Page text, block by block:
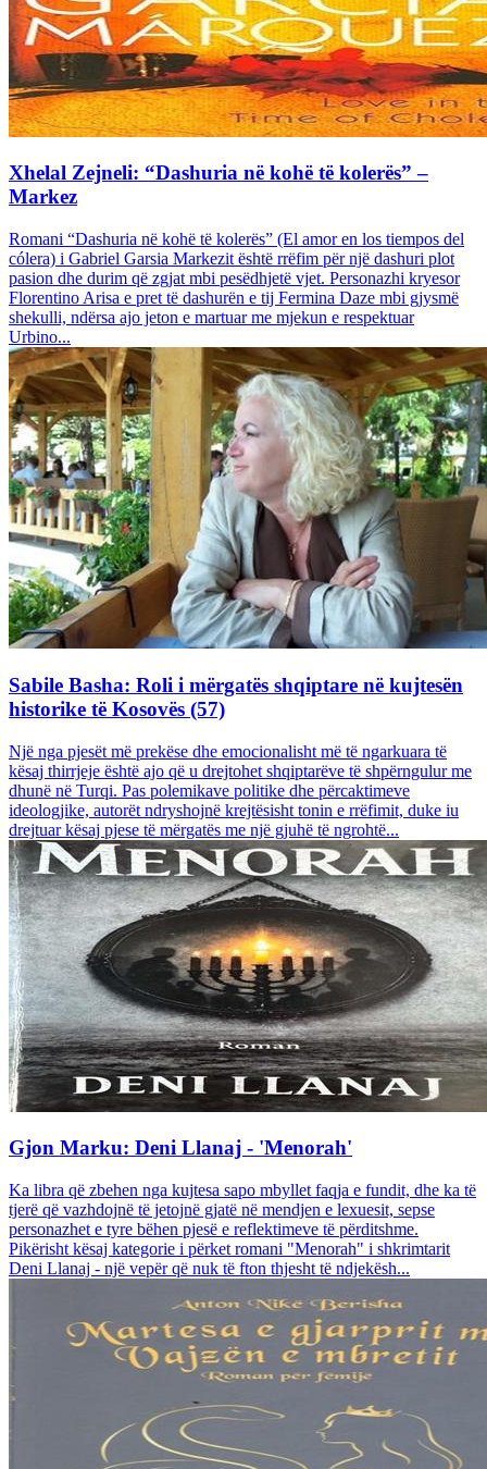
Xhelal Zejneli: “Dashuria në kohë të kolerës” –
Markez
Romani “Dashuria në kohë të kolerës” (El amor en los tiempos del
cólera) i Gabriel Garsia Markezit është rrëfim për një dashuri plot
pasion dhe durim që zgjat mbi pesëdhjetë vjet. Personazhi kryesor
Florentino Arisa e pret të dashurën e tij Fermina Daze mbi gjysmë
shekulli, ndërsa ajo jeton e martuar me mjekun e respektuar
Urbino...
Sabile Basha: Roli i mërgatës shqiptare në kujtesën
historike të Kosovës (57)
Një nga pjesët më prekëse dhe emocionalisht më të ngarkuara të
kësaj thirrjeje është ajo që u drejtohet shqiptarëve të shpërngulur me
dhunë në Turqi. Pas polemikave politike dhe përcaktimeve
ideologjike, autorët ndryshojnë krejtësisht tonin e rrëfimit, duke iu
drejtuar kësaj pjese të mërgatës me një gjuhë të ngrohtë...
Gjon Marku: Deni Llanaj - 'Menorah'
Ka libra që zbehen nga kujtesa sapo mbyllet faqja e fundit, dhe ka të
tjerë që vazhdojnë të jetojnë gjatë në mendjen e lexuesit, sepse
personazhet e tyre bëhen pjesë e reflektimeve të përditshme.
Pikërisht kësaj kategorie i përket romani "Menorah" i shkrimtarit
Deni Llanaj - një vepër që nuk të fton thjesht të ndjekësh...